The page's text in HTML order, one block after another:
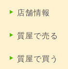
店舗情報
質屋で売る
質屋で買う